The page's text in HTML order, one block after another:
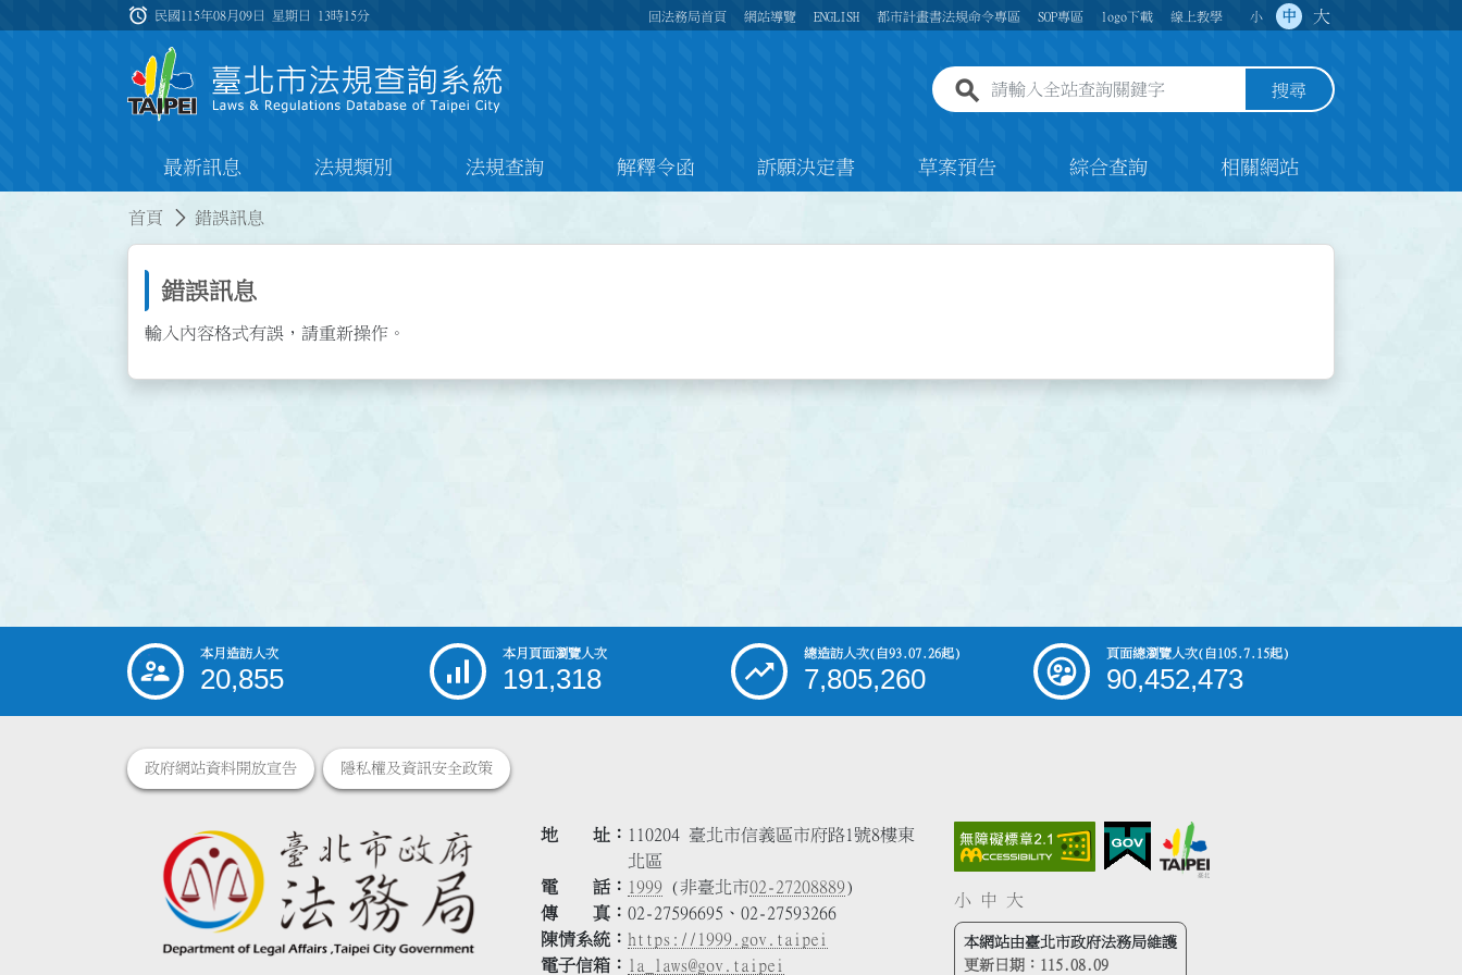
:::
alarm 民國115年08月09日 星期日 13時15分 回法務局首頁 網站導覽 ENGLISH 都市計畫書法規命令專區 SOP專區 logo下載 線上教學 小 中 大
全站查詢關鍵字欄位 搜尋
最新訊息 法規類別 法規查詢 解釋令函 訴願決定書 草案預告 綜合查詢 相關網站
首頁 錯誤訊息
錯誤訊息
輸入內容格式有誤，請重新操作。
::: 本月造訪人次
20,855
本月頁面瀏覽人次
191,318
總造訪人次(自93.07.26起)
7,805,260
頁面總瀏覽人次(自105.7.15起)
90,452,473
政府網站資料開放宣告 隱私權及資訊安全政策
地 址
110204 臺北市信義區市府路1號8樓東
北區
電 話
1999 (非臺北市02-27208889)
傳 真
02-27596695、02-27593266
陳情系統
https://1999.gov.taipei
電子信箱
la_laws@gov.taipei
小 中 大
本網站由臺北市政府法務局維護
更新日期： 115.08.09